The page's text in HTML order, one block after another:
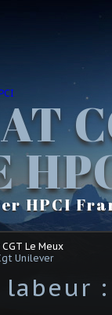
HPCI
Le Meux
Unilever
labeur